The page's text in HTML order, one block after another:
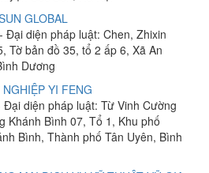
GLOBAL
- Đại diện pháp luật: Chen, Zhixin
Tờ bản đồ 35, tổ 2 ấp 6, Xã An
Dương
YI FENG
Đại diện pháp luật: Từ Vinh Cường
Khánh Bình 07, Tổ 1, Khu phố
Bình, Thành phố Tân Uyên, Bình